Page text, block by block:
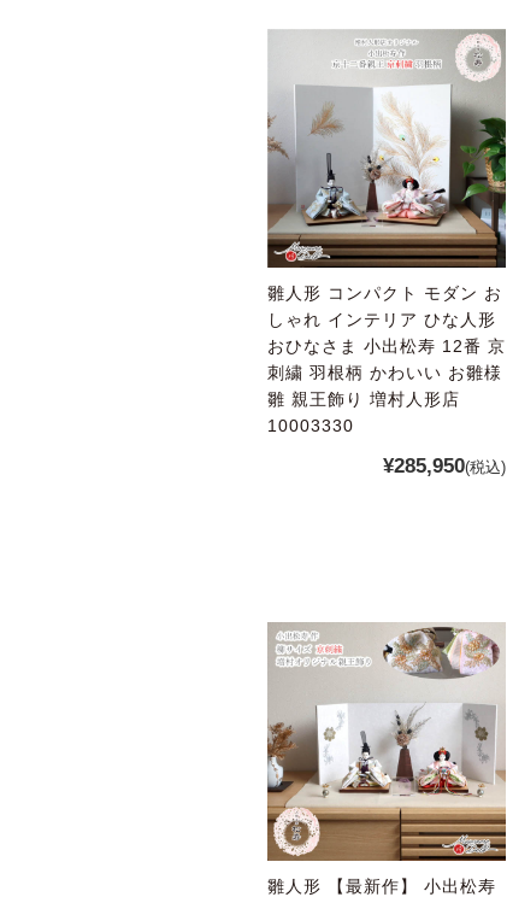
雛人形 コンパクト モダン お
しゃれ インテリア ひな人形
おひなさま 小出松寿 12番 京
刺繍 羽根柄 かわいい お雛様
雛 親王飾り 増村人形店
10003330
¥285,950(税込)
雛人形 【最新作】 小出松寿